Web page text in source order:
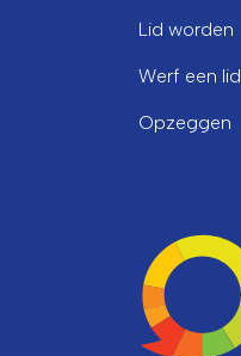
Lid worden
Werf een lid
Opzeggen